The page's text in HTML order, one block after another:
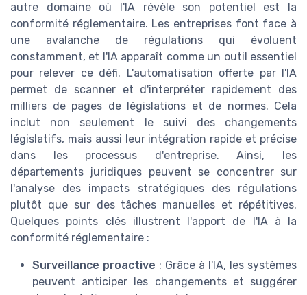
autre domaine où l'IA révèle son potentiel est la
conformité réglementaire. Les entreprises font face à
une avalanche de régulations qui évoluent
constamment, et l'IA apparaît comme un outil essentiel
pour relever ce défi. L'automatisation offerte par l'IA
permet de scanner et d'interpréter rapidement des
milliers de pages de législations et de normes. Cela
inclut non seulement le suivi des changements
législatifs, mais aussi leur intégration rapide et précise
dans les processus d'entreprise. Ainsi, les
départements juridiques peuvent se concentrer sur
l'analyse des impacts stratégiques des régulations
plutôt que sur des tâches manuelles et répétitives.
Quelques points clés illustrent l'apport de l'IA à la
conformité réglementaire :
Surveillance proactive : Grâce à l'IA, les systèmes
peuvent anticiper les changements et suggérer